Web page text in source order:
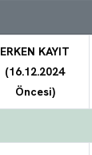
ERKEN KAYIT
(16.12.2024
Öncesi)